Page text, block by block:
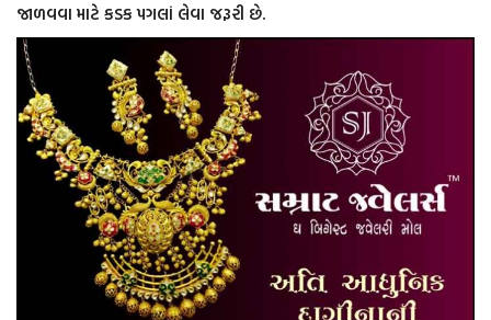
જાળવવા માટે કડક પગલાં લેવા જરૂરી છે.